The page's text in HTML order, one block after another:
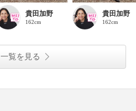
貴田加野
162cm
貴田加野
162cm
一覧を見る